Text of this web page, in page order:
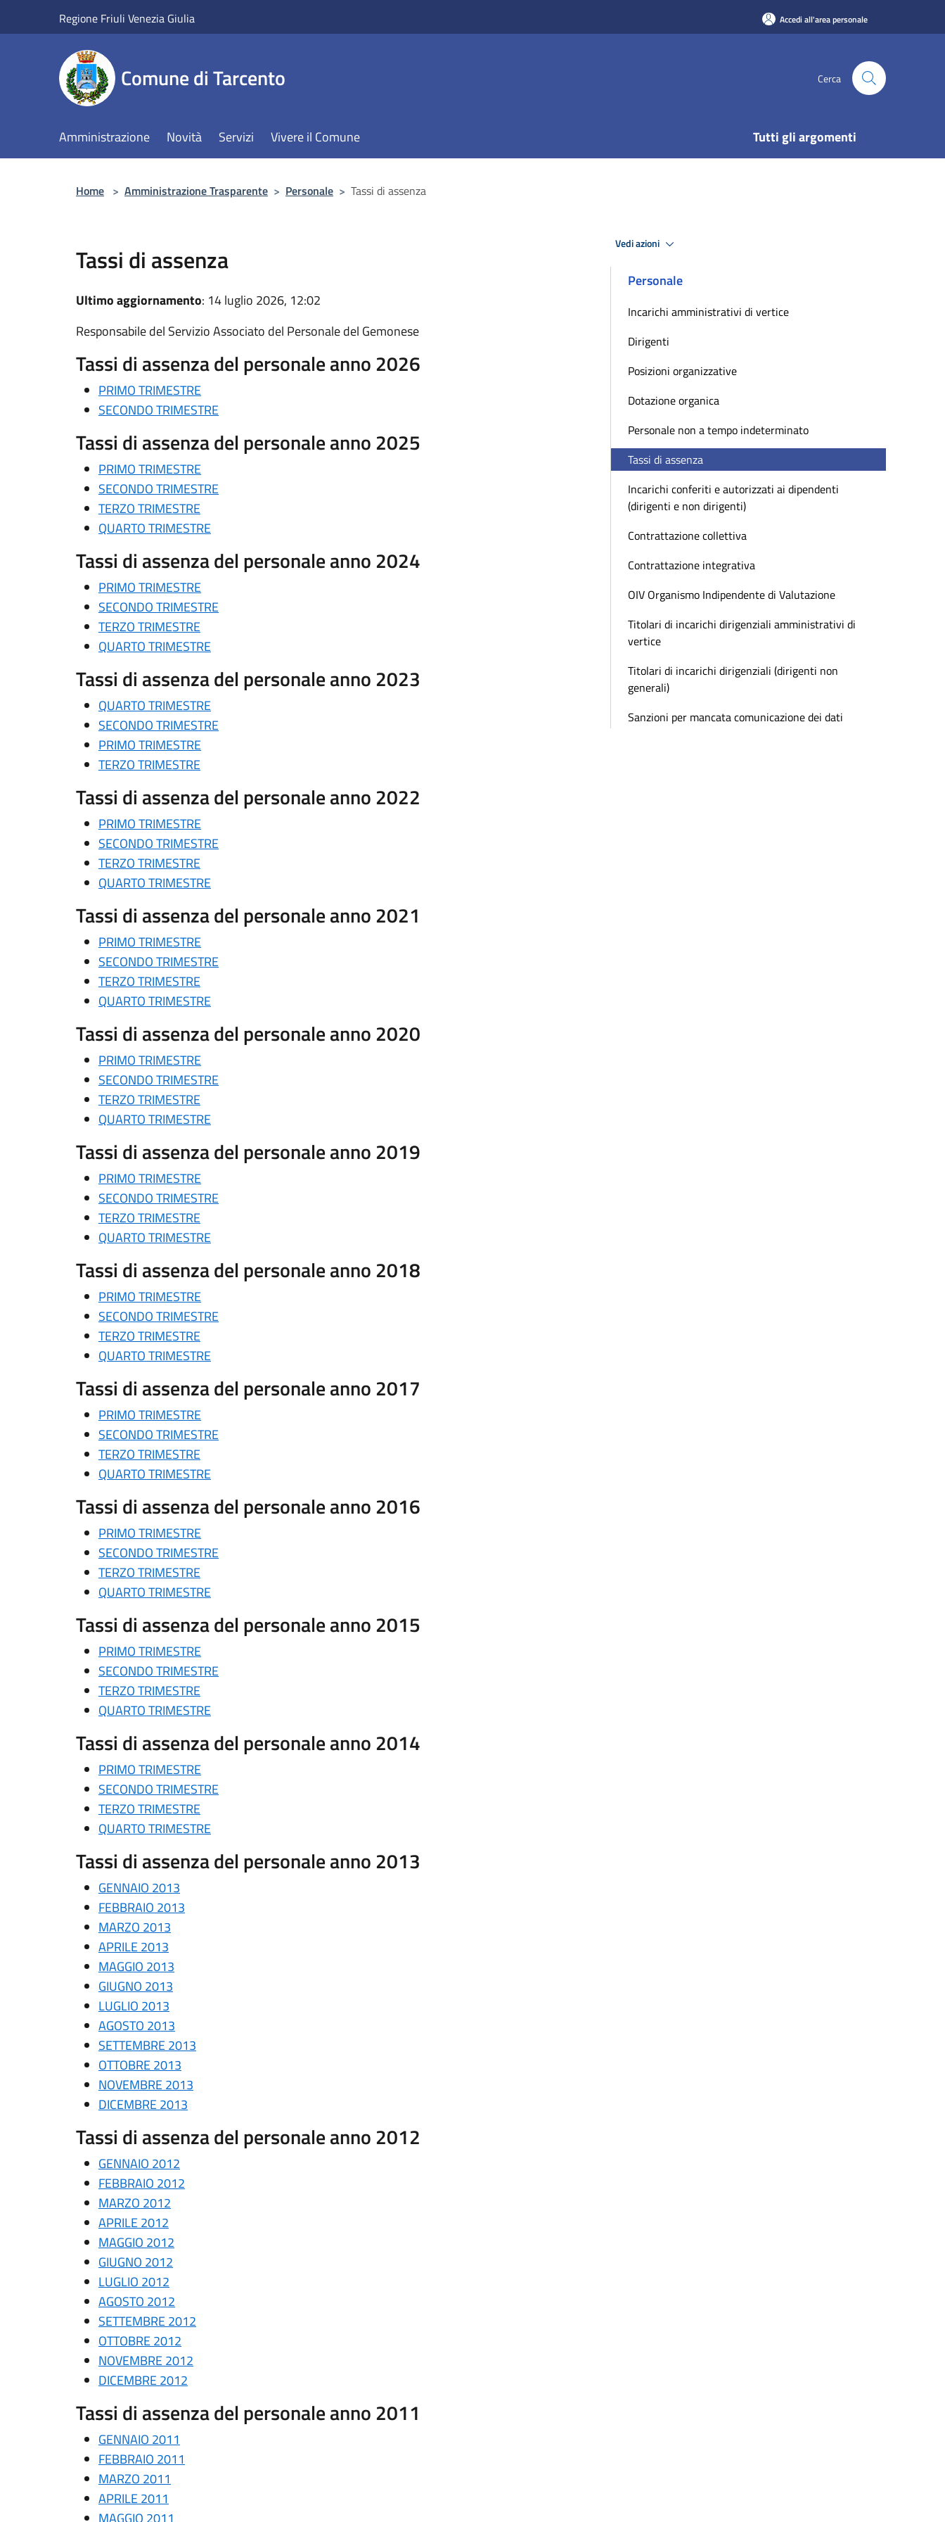
Regione Friuli Venezia Giulia Accedi all'area personale
Comune di Tarcento Cerca
Amministrazione Novità Servizi Vivere il Comune Tutti gli argomenti
Home > Amministrazione Trasparente > Personale > Tassi di assenza
Tassi di assenza
Ultimo aggiornamento: 14 luglio 2026, 12:02
Responsabile del Servizio Associato del Personale del Gemonese
Tassi di assenza del personale anno 2026
PRIMO TRIMESTRE
SECONDO TRIMESTRE
Tassi di assenza del personale anno 2025
PRIMO TRIMESTRE
SECONDO TRIMESTRE
TERZO TRIMESTRE
QUARTO TRIMESTRE
Tassi di assenza del personale anno 2024
PRIMO TRIMESTRE
SECONDO TRIMESTRE
TERZO TRIMESTRE
QUARTO TRIMESTRE
Tassi di assenza del personale anno 2023
QUARTO TRIMESTRE
SECONDO TRIMESTRE
PRIMO TRIMESTRE
TERZO TRIMESTRE
Tassi di assenza del personale anno 2022
PRIMO TRIMESTRE
SECONDO TRIMESTRE
TERZO TRIMESTRE
QUARTO TRIMESTRE
Tassi di assenza del personale anno 2021
PRIMO TRIMESTRE
SECONDO TRIMESTRE
TERZO TRIMESTRE
QUARTO TRIMESTRE
Tassi di assenza del personale anno 2020
PRIMO TRIMESTRE
SECONDO TRIMESTRE
TERZO TRIMESTRE
QUARTO TRIMESTRE
Tassi di assenza del personale anno 2019
PRIMO TRIMESTRE
SECONDO TRIMESTRE
TERZO TRIMESTRE
QUARTO TRIMESTRE
Tassi di assenza del personale anno 2018
PRIMO TRIMESTRE
SECONDO TRIMESTRE
TERZO TRIMESTRE
QUARTO TRIMESTRE
Tassi di assenza del personale anno 2017
PRIMO TRIMESTRE
SECONDO TRIMESTRE
TERZO TRIMESTRE
QUARTO TRIMESTRE
Tassi di assenza del personale anno 2016
PRIMO TRIMESTRE
SECONDO TRIMESTRE
TERZO TRIMESTRE
QUARTO TRIMESTRE
Tassi di assenza del personale anno 2015
PRIMO TRIMESTRE
SECONDO TRIMESTRE
TERZO TRIMESTRE
QUARTO TRIMESTRE
Tassi di assenza del personale anno 2014
PRIMO TRIMESTRE
SECONDO TRIMESTRE
TERZO TRIMESTRE
QUARTO TRIMESTRE
Tassi di assenza del personale anno 2013
GENNAIO 2013
FEBBRAIO 2013
MARZO 2013
APRILE 2013
MAGGIO 2013
GIUGNO 2013
LUGLIO 2013
AGOSTO 2013
SETTEMBRE 2013
OTTOBRE 2013
NOVEMBRE 2013
DICEMBRE 2013
Tassi di assenza del personale anno 2012
GENNAIO 2012
FEBBRAIO 2012
MARZO 2012
APRILE 2012
MAGGIO 2012
GIUGNO 2012
LUGLIO 2012
AGOSTO 2012
SETTEMBRE 2012
OTTOBRE 2012
NOVEMBRE 2012
DICEMBRE 2012
Tassi di assenza del personale anno 2011
GENNAIO 2011
FEBBRAIO 2011
MARZO 2011
APRILE 2011
MAGGIO 2011
Vedi azioni
Personale
Incarichi amministrativi di vertice
Dirigenti
Posizioni organizzative
Dotazione organica
Personale non a tempo indeterminato
Tassi di assenza
Incarichi conferiti e autorizzati ai dipendenti
(dirigenti e non dirigenti)
Contrattazione collettiva
Contrattazione integrativa
OIV Organismo Indipendente di Valutazione
Titolari di incarichi dirigenziali amministrativi di
vertice
Titolari di incarichi dirigenziali (dirigenti non
generali)
Sanzioni per mancata comunicazione dei dati